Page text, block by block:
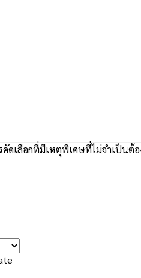
คัดเลือกที่มีเหตุพิเศษที่ไม่จำเป็นต้